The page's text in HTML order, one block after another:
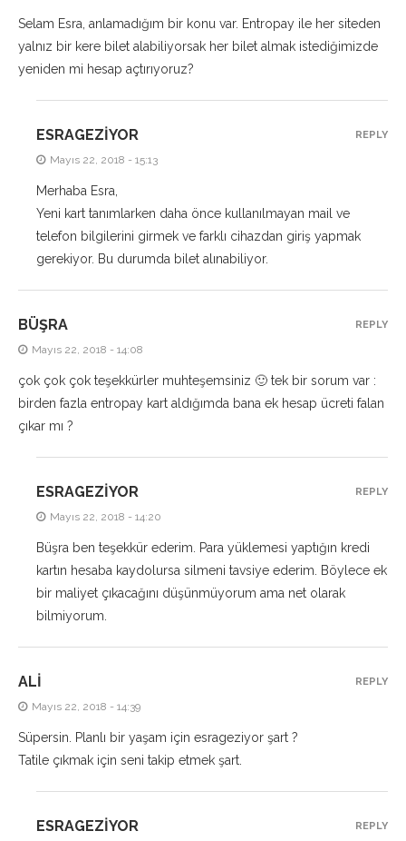
Selam Esra, anlamadığım bir konu var. Entropay ile her siteden
yalnız bir kere bilet alabiliyorsak her bilet almak istediğimizde
yeniden mi hesap açtırıyoruz?
ESRAGEZIYOR
Mayıs 22, 2018 - 15:13
Merhaba Esra,
Yeni kart tanımlarken daha önce kullanılmayan mail ve
telefon bilgilerini girmek ve farklı cihazdan giriş yapmak
gerekiyor. Bu durumda bilet alınabiliyor.
REPLY
BÜŞRA
Mayıs 22, 2018 - 14:08
çok çok çok teşekkürler muhteşemsiniz 🙂 tek bir sorum var :
birden fazla entropay kart aldığımda bana ek hesap ücreti falan
çıkar mı ?
REPLY
ESRAGEZIYOR
Mayıs 22, 2018 - 14:20
Büşra ben teşekkür ederim. Para yüklemesi yaptığın kredi
kartın hesaba kaydolursa silmeni tavsiye ederim. Böylece ek
bir maliyet çıkacağını düşünmüyorum ama net olarak
bilmiyorum.
REPLY
ALI
Mayıs 22, 2018 - 14:39
Süpersin. Planlı bir yaşam için esrageziyor şart ?
Tatile çıkmak için seni takip etmek şart.
REPLY
ESRAGEZIYOR REPLY